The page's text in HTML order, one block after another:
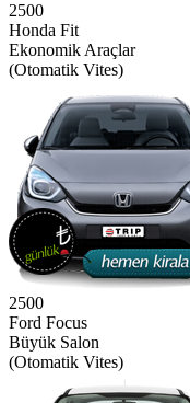
2500
Honda Fit
Ekonomik Araçlar
(Otomatik Vites)
2500
Ford Focus
Büyük Salon
(Otomatik Vites)